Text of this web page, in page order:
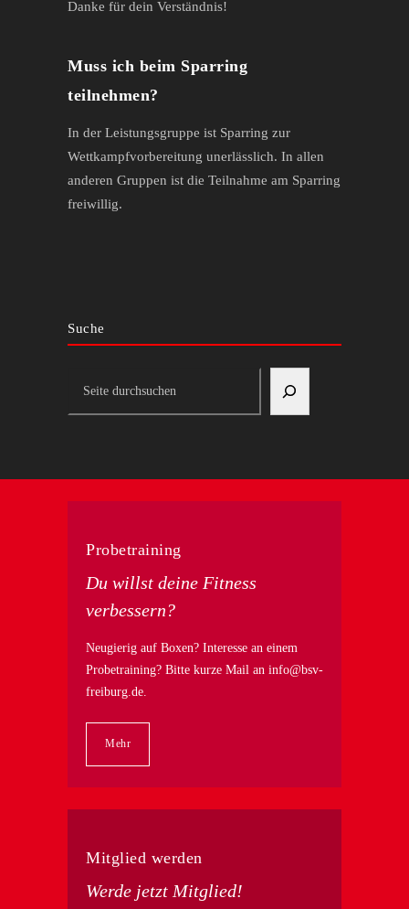
Danke für dein Verständnis!
Muss ich beim Sparring
teilnehmen?
In der Leistungsgruppe ist Sparring zur
Wettkampfvorbereitung unerlässlich. In allen
anderen Gruppen ist die Teilnahme am Sparring
freiwillig.
Suche
Probetraining
Du willst deine Fitness
verbessern?
Neugierig auf Boxen? Interesse an einem
Probetraining? Bitte kurze Mail an info@bsv-
freiburg.de.
Mehr
Mitglied werden
Werde jetzt Mitglied!